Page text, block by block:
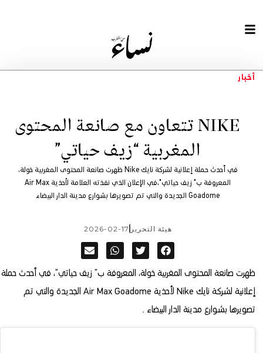
أخبار
NIKE تتعاون مع صانعة المحتوى
المغربية “زيف حياتي”
في أحدث حملة إعلانية لشركة نايك Nike ظهرت صانعة المحتوى المغربية خولة،
المعروفة ب" زيف حياتي"،في الإعلان الذي نفذته العلامة لأحذية Air Max
Goadome الجديدة والتي تم تصويرها بشوارع مدينة الدار البيضاء
هيئة التحرير 2026-02-17
ظهرت صانعة المحتوى المغربية خولة، المعروفة ب” زيف حياتي”، في أحدث حملة
إعلانية لشركة نايك Nike لأحذية Air Max Goadome الجديدة والتي تم
تصويرها بشوارع مدينة الدار البيضاء .